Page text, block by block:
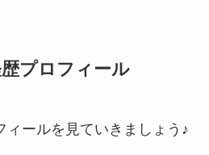
プロフィール
ィールを見ていきましょう♪